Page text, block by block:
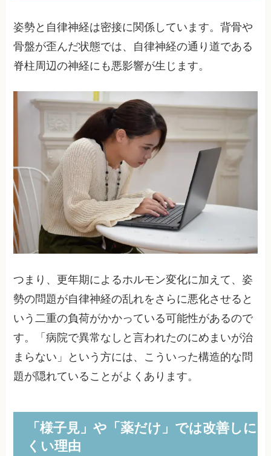
姿勢と自律神経は密接に関係しています。背骨や
骨盤が歪んだ状態では、自律神経の通り道である
脊柱周辺の神経にも悪影響が生じます。
つまり、更年期によるホルモン変化に加えて、姿
勢の問題が自律神経の乱れをさらに悪化させると
いう二重の負荷がかかっている可能性があるので
す。「病院で異常なしと言われたのにめまいが治
まらない」という方には、こういった構造的な問
題が隠れていることがよくあります。
「様子見」や「薬だけ」では改善しに
くい理由